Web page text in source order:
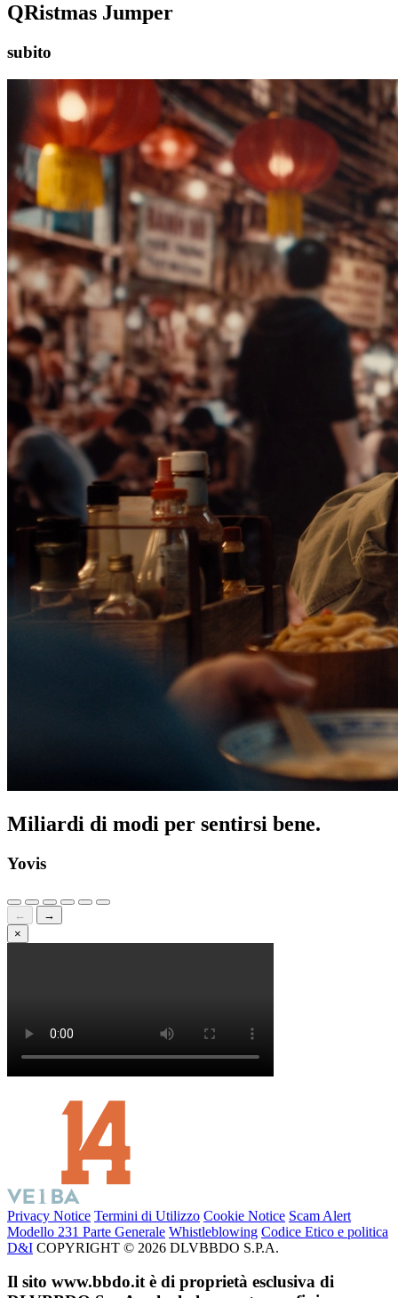
QRistmas Jumper
subito
Miliardi di modi per sentirsi bene.
Yovis
←
→
×
Privacy Notice Termini di Utilizzo Cookie Notice Scam Alert
Modello 231 Parte Generale Whistleblowing Codice Etico e politica
D&I COPYRIGHT © 2026 DLVBBDO S.P.A.
Il sito www.bbdo.it è di proprietà esclusiva di